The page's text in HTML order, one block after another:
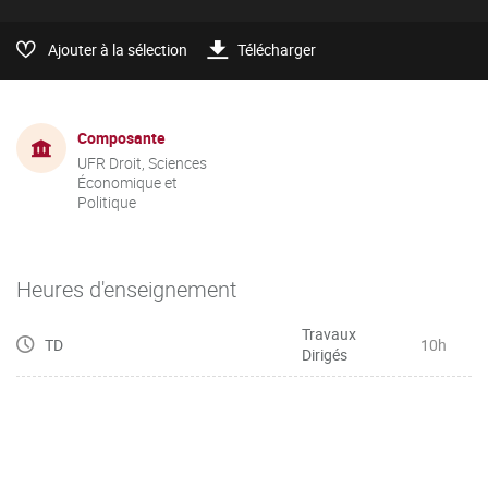
Ajouter à la sélection Télécharger
Composante
UFR Droit, Sciences
Économique et
Politique
Heures d'enseignement
TD
Travaux
Dirigés
10h